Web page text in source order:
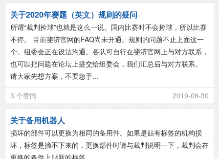
关于2020年赛题（英文）规则的疑问
所谓“裁判捡球”也就是这么一说。国内比赛时不会捡球，所以比赛
不停。 目前斐济官网的FAQ尚未开通。规则的问题不止上面这一
个。组委会正在设法沟通。各队可自行在斐济官网上与对方联系，
也可以把问题在论坛上提交给组委会，我们汇总后与对方联系。
请大家先想方案，不要急于...
3 个赞同
2019-08-30
关于备用机器人
损坏的部件可以更换为相同的备用件。如果是贴有标签的机构损
坏，标签是摘不下来的，更换部件时请与裁判说明一下，裁判会在
更换的备件上贴新的标签。